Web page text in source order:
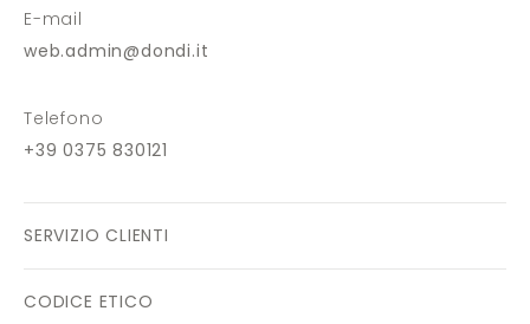
E-mail
web.admin@dondi.it
Telefono
+39 0375 830121
SERVIZIO CLIENTI
CODICE ETICO